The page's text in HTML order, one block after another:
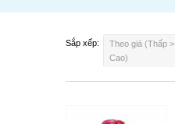
Sắp xếp:
Theo giá (Thấp >
Cao)